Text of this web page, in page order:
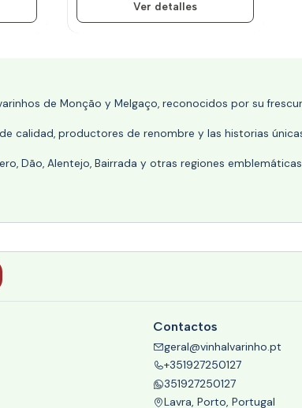
Ver detalles
de Monção y Melgaço, reconocidos por su
calidad, productores de renombre y las historias
Dão, Alentejo, Bairrada y otras regiones
Contactos
geral@vinhalvarinho.pt
+351927250127
351927250127
Lavra, Porto, Portugal